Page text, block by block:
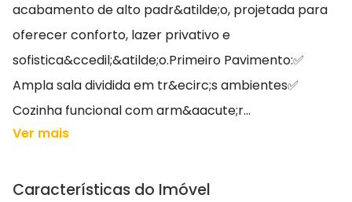
acabamento de alto padr&atilde;o, projetada para
oferecer conforto, lazer privativo e
sofistica&ccedil;&atilde;o.Primeiro Pavimento:✅
Ampla sala dividida em tr&ecirc;s ambientes✅
Cozinha funcional com arm&aacute;r...
Ver mais
Características do Imóvel